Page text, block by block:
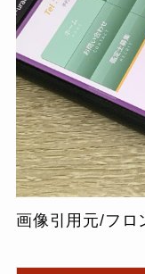
画像引用元/フロ